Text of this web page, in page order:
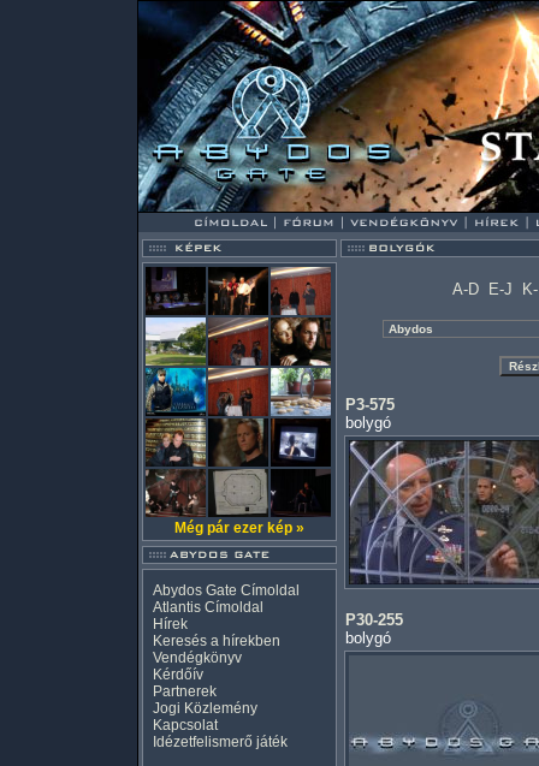
Még pár ezer kép »
Abydos Gate Címoldal
Atlantis Címoldal
Hírek
Keresés a hírekben
Vendégkönyv
Kérdőív
Partnerek
Jogi Közlemény
Kapcsolat
Idézetfelismerő játék
A-D E-J
P3-575
bolygó
P30-255
bolygó